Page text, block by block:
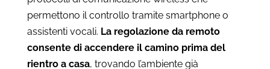
permettono il controllo tramite smartphone o
assistenti vocali. La regolazione da remoto
consente di accendere il camino prima del
rientro a casa, trovando l’ambiente già